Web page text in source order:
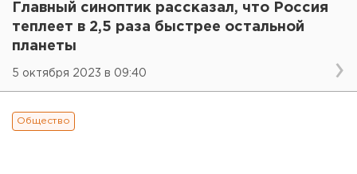
Главный синоптик рассказал, что Россия
теплеет в 2,5 раза быстрее остальной
планеты
5 октября 2023 в 09:40
Общество